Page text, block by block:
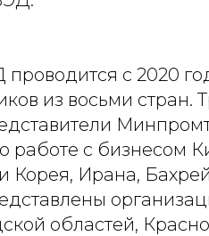
с 2020
из восьми
работе с бизнесом
Корея, Ирана,
областей,